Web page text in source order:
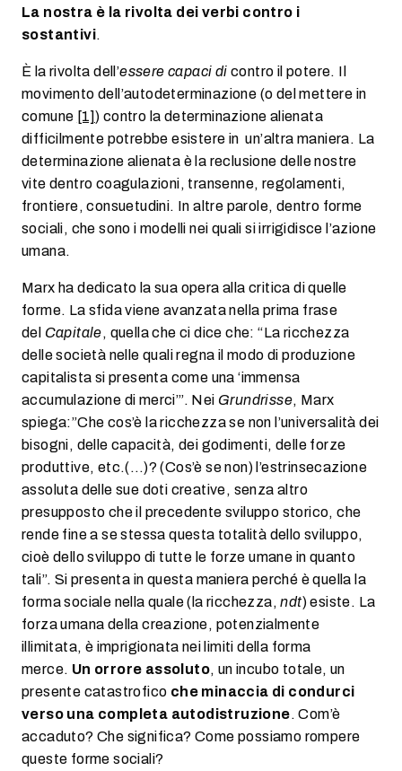
La nostra è la rivolta dei verbi contro i
sostantivi.
È la rivolta dell’essere capaci dicontro il potere. Il
movimento dell’autodeterminazione (o del mettere in
comune[1]) contro la determinazione alienata
difficilmente potrebbe esistere in un’altra maniera. La
determinazione alienata è la reclusione delle nostre
vite dentro coagulazioni, transenne, regolamenti,
frontiere, consuetudini. In altre parole, dentro forme
sociali, che sono i modelli nei quali si irrigidisce l’azione
umana.
Marx ha dedicato la sua opera alla critica di quelle
forme. La sfida viene avanzata nella prima frase
del Capitale, quella che ci dice che: “La ricchezza
delle società nelle quali regna il modo di produzione
capitalista si presenta come una ‘immensa
accumulazione di merci’”. Nei Grundrisse, Marx
spiega:”Che cos’è la ricchezza se non l’universalità dei
bisogni, delle capacità, dei godimenti, delle forze
produttive, etc.(…)? (Cos’è se non) l’estrinsecazione
assoluta delle sue doti creative, senza altro
presupposto che il precedente sviluppo storico, che
rende fine a se stessa questa totalità dello sviluppo,
cioè dello sviluppo di tutte le forze umane in quanto
tali”. Si presenta in questa maniera perché è quella la
forma sociale nella quale (la ricchezza,ndt) esiste. La
forza umana della creazione, potenzialmente
illimitata, è imprigionata nei limiti della forma
merce. Un orrore assoluto, un incubo totale, un
presente catastrofico che minaccia di condurci
verso una completa autodistruzione. Com’è
accaduto? Che significa? Come possiamo rompere
queste forme sociali?